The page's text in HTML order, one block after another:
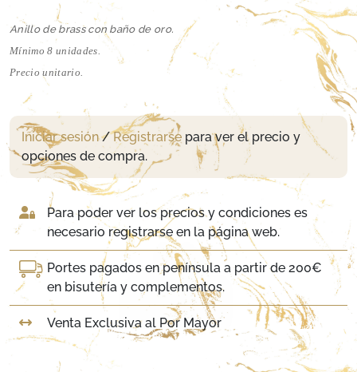
Anillo de brass con baño de oro.
Mínimo 8 unidades.
Precio unitario.
Iniciar sesión/Registrarse para ver el precio y
opciones de compra.
Para poder ver los precios y condiciones es
necesario registrarse en la página web.
Portes pagados en península a partir de 200€
en bisutería y complementos.
Venta Exclusiva al Por Mayor